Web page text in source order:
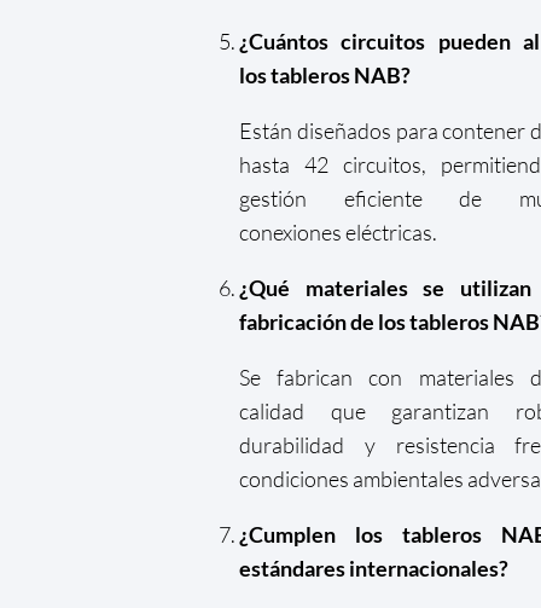
¿Cuántos circuitos pueden
los tableros NAB?
Están diseñados para contener
hasta 42 circuitos,
gestión eficiente de
conexiones eléctricas.
¿Qué materiales se
fabricación de los tableros
Se fabrican con materiales
calidad que garantizan
durabilidad y resistencia
condiciones ambientales
¿Cumplen los tableros
estándares internacionales?